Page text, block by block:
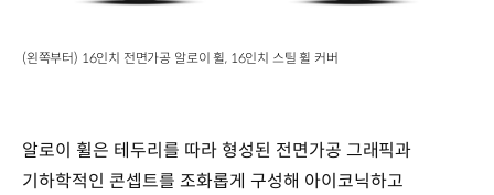
(왼쪽부터) 16인치 전면가공 알로이 휠, 16인치 스틸 휠 커버
알로이 휠은 테두리를 따라 형성된 전면가공 그래픽과
기하학적인 콘셉트를 조화롭게 구성해 아이코닉하고